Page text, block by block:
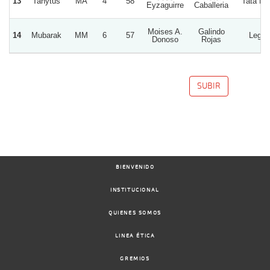
Eyzaguirre
Caballeria
14 Mubarak MM 6 57
Moises A.
Donoso
Galindo
Rojas
SUBIR
BIENVENIDO
INSTITUCIONAL
QUIENES SOMOS
LINEA ÉTICA
GREMIOS